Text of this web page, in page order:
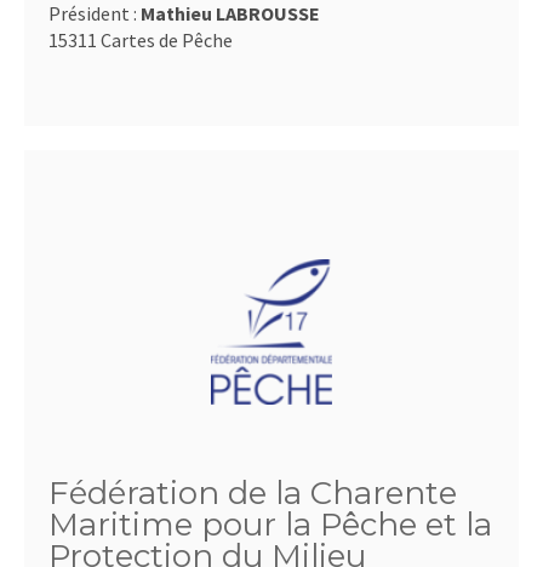
Président : Mathieu LABROUSSE
15311 Cartes de Pêche
Fédération de la Charente
Maritime pour la Pêche et la
Protection du Milieu